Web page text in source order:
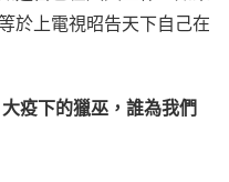
於上電視昭告天下自己在
疫下的獵巫，誰為我們